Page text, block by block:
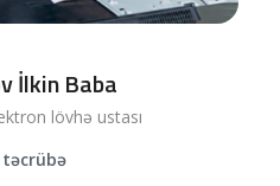
İlkin Baba
lövhə ustası